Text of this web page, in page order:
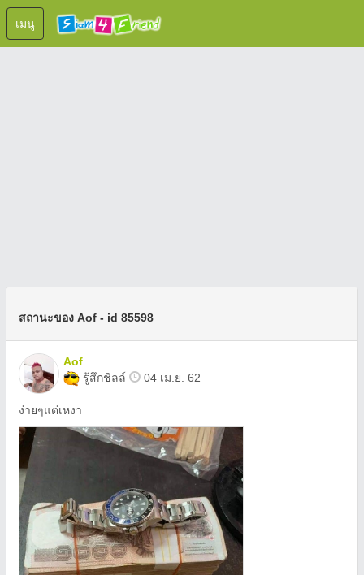
เมนู
สถานะของ Aof - id 85598
Aof
รู้สึกชิลล์
04 เม.ย. 62
ง่ายๆแต่เหงา